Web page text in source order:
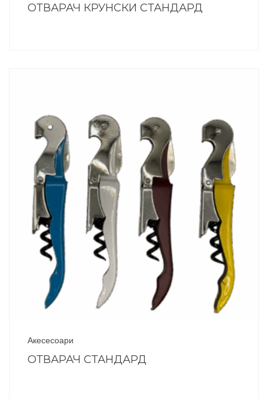
ОТВАРАЧ КРУНСКИ СТАНДАРД
Акесесоари
ОТВАРАЧ СТАНДАРД